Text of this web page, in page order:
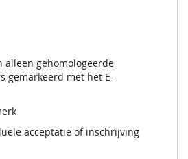
alleen gehomologeerde
gemarkeerd met het E-
acceptatie of inschrijving